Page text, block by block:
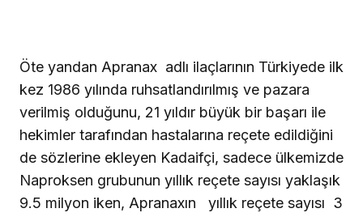
Öte yandan Apranax adlı ilaçlarının Türkiyede ilk
kez 1986 yılında ruhsatlandırılmış ve pazara
verilmiş olduğunu, 21 yıldır büyük bir başarı ile
hekimler tarafından hastalarına reçete edildiğini
de sözlerine ekleyen Kadaifçi, sadece ülkemizde
Naproksen grubunun yıllık reçete sayısı yaklaşık
9.5 milyon iken, Apranaxın yıllık reçete sayısı 3